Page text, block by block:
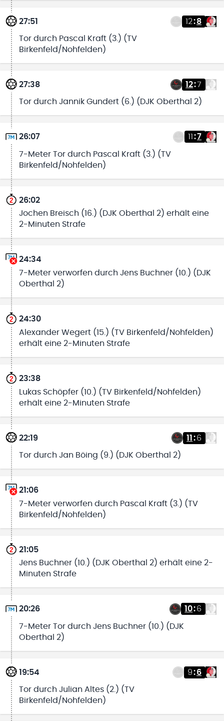
27:51 12:8
Tor durch Pascal Kraft (3.) (TV
Birkenfeld/Nohfelden)
27:38 12:7
Tor durch Jannik Gundert (6.) (DJK Oberthal 2)
26:07 11 :7
7-Meter Tor durch Pascal Kraft (3.) (TV
Birkenfeld/Nohfelden)
26:02
Jochen Breisch (16.) (DJK Oberthal 2) erhält eine
2-Minuten Strafe
24:34
7-Meter verworfen durch Jens Buchner (10.) (DJK
Oberthal 2)
24:30
Alexander Wegert (15.) (TV Birkenfeld/Nohfelden)
erhält eine 2-Minuten Strafe
23:38
Lukas Schöpfer (10.) (TV Birkenfeld/Nohfelden)
erhält eine 2-Minuten Strafe
22:19 11 :6
Tor durch Jan Böing (9.) (DJK Oberthal 2)
21:06
7-Meter verworfen durch Pascal Kraft (3.) (TV
Birkenfeld/Nohfelden)
21:05
Jens Buchner (10.) (DJK Oberthal 2) erhält eine 2-
Minuten Strafe
20:26 10:6
7-Meter Tor durch Jens Buchner (10.) (DJK
Oberthal 2)
19:54 9:6
Tor durch Julian Altes (2.) (TV
Birkenfeld/Nohfelden)